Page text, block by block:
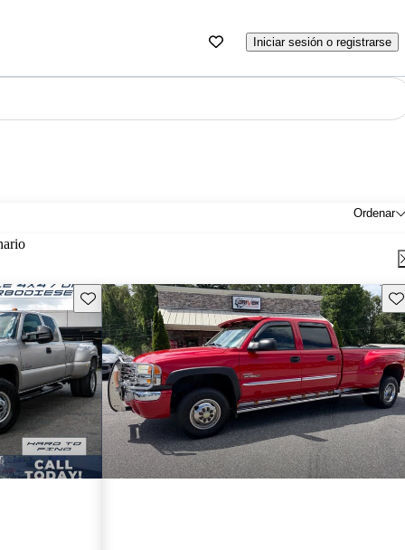
Iniciar sesión o registrarse
Ordenar
Guarda este Aviso